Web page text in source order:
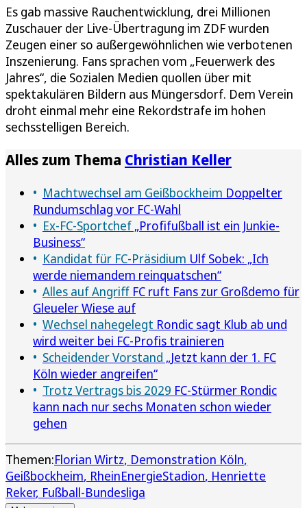
Es gab massive Rauchentwicklung, drei Millionen
Zuschauer der Live-Übertragung im ZDF wurden
Zeugen einer so außergewöhnlichen wie verbotenen
Inszenierung. Fans sprachen vom „Feuerwerk des
Jahres“, die Sozialen Medien quollen über mit
spektakulären Bildern aus Müngersdorf. Dem Verein
droht einmal mehr eine Rekordstrafe im hohen
sechsstelligen Bereich.
Alles zum Thema Christian Keller
Machtwechsel am Geißbockheim Doppelter
Rundumschlag vor FC-Wahl
Ex-FC-Sportchef „Profifußball ist ein Junkie-
Business“
Kandidat für FC-Präsidium Ulf Sobek: „Ich
werde niemandem reinquatschen“
Alles auf Angriff FC ruft Fans zur Großdemo für
Gleueler Wiese auf
Wechsel nahegelegt Rondic sagt Klub ab und
wird weiter bei FC-Profis trainieren
Scheidender Vorstand „Jetzt kann der 1. FC
Köln wieder angreifen“
Trotz Vertrags bis 2029 FC-Stürmer Rondic
kann nach nur sechs Monaten schon wieder
gehen
Themen:Florian Wirtz Demonstration Köln
Geißbockheim RheinEnergieStadion Henriette
Reker Fußball-Bundesliga